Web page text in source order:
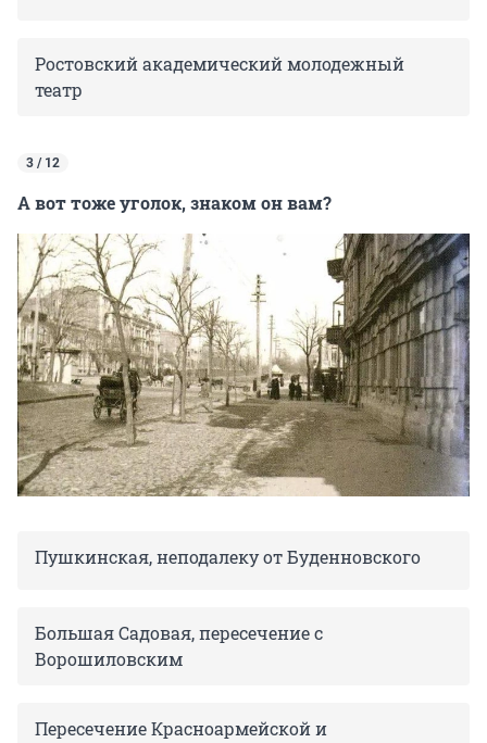
Ростовский академический молодежный
театр
3 / 12
А вот тоже уголок, знаком он вам?
Пушкинская, неподалеку от Буденновского
Большая Садовая, пересечение с
Ворошиловским
Пересечение Красноармейской и